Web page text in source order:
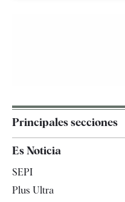
Principales secciones
Es Noticia
SEPI
Plus Ultra